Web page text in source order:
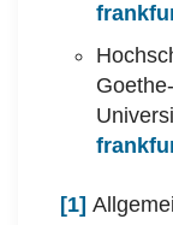
Goethe-
[1]